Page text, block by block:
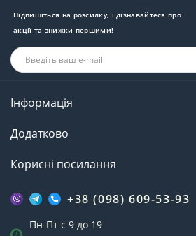
Підпишіться на розсилку, і дізнавайтеся про
акції та знижки першими!
Інформація
Додатково
Корисні посилання
+38 (098) 609-53-93
Пн-Пт с 9 до 19